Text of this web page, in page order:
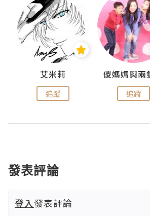
艾米莉
追蹤 追蹤
發表評論
登入發表評論